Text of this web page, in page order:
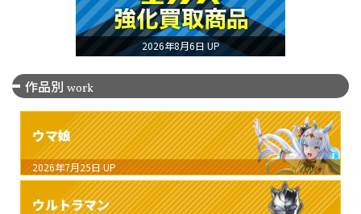
2026年8月6日 UP
作品別 work
ウマ娘
2026年7月25日 UP
ウルトラマン